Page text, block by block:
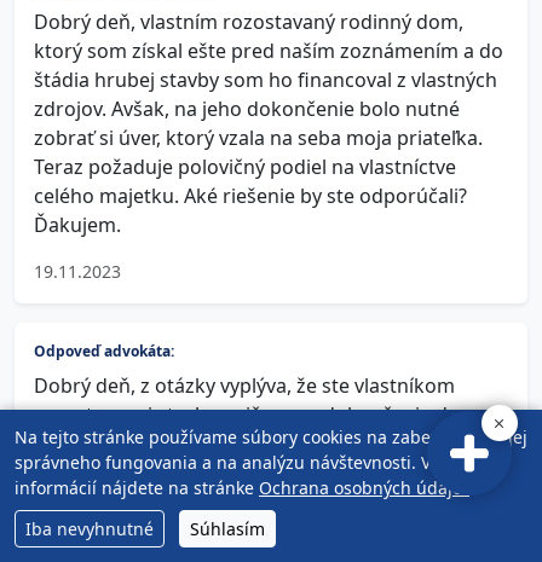
Dobrý deň, vlastním rozostavaný rodinný dom,
ktorý som získal ešte pred naším zoznámením a do
štádia hrubej stavby som ho financoval z vlastných
zdrojov. Avšak, na jeho dokončenie bolo nutné
zobrať si úver, ktorý vzala na seba moja priateľka.
Teraz požaduje polovičný podiel na vlastníctve
celého majetku. Aké riešenie by ste odporúčali?
Ďakujem.
19.11.2023
Odpoveď advokáta:
Dobrý deň, z otázky vyplýva, že ste vlastníkom
rozostavanej stavby, pričom na dokončenie domu
do štádia kolaudácie bol braný úver vašou
priateľkou, ktorá teraz žiada, aby ste na ňu previedli
jednu polovicu domu.
Pri zodpovedaní otázky vychádzame z toho, že
Na tejto stránke používame súbory cookies na zabezpečenie jej
správneho fungovania a na analýzu návštevnosti. Viac
informácií nájdete na stránke Ochrana osobných údajov
Iba nevyhnutné
Súhlasím